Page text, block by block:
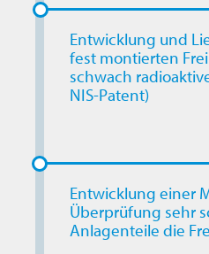
Entwicklung und
fest montierten
schwach
NIS-Patent)
Entwicklung einer
Überprüfung sehr
Anlagenteile die